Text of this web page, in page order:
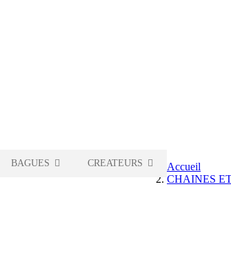
BAGUES CREATEURS
Accueil
CHAINES